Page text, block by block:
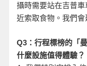
攝時需要站在吉普
近索取食物。我們會
Q3：行程標榜的「
什麼設施值得體驗？